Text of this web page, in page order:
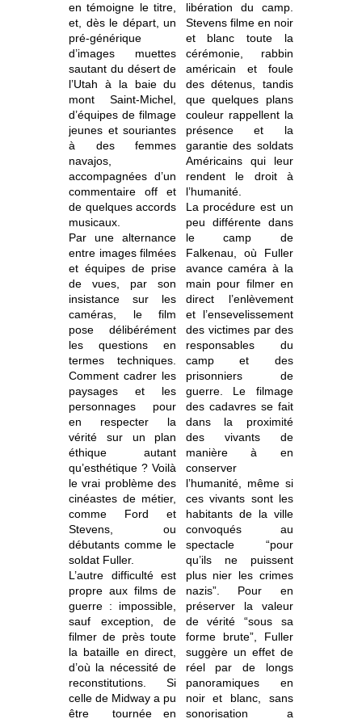
en témoigne le titre,
et, dès le départ, un
pré-générique
d’images muettes
sautant du désert de
l’Utah à la baie du
mont Saint-Michel,
d’équipes de filmage
jeunes et souriantes
à des femmes
navajos,
accompagnées d’un
commentaire off et
de quelques accords
musicaux.
Par une alternance
entre images filmées
et équipes de prise
de vues, par son
insistance sur les
caméras, le film
pose délibérément
les questions en
termes techniques.
Comment cadrer les
paysages et les
personnages pour
en respecter la
vérité sur un plan
éthique autant
qu’esthétique ? Voilà
le vrai problème des
cinéastes de métier,
comme Ford et
Stevens, ou
débutants comme le
soldat Fuller.
L’autre difficulté est
propre aux films de
guerre : impossible,
sauf exception, de
filmer de près toute
la bataille en direct,
d’où la nécessité de
reconstitutions. Si
celle de Midway a pu
être tournée en
libération du camp.
Stevens filme en noir
et blanc toute la
cérémonie, rabbin
américain et foule
des détenus, tandis
que quelques plans
couleur rappellent la
présence et la
garantie des soldats
Américains qui leur
rendent le droit à
l’humanité.
La procédure est un
peu différente dans
le camp de
Falkenau, où Fuller
avance caméra à la
main pour filmer en
direct l’enlèvement
et l’ensevelissement
des victimes par des
responsables du
camp et des
prisonniers de
guerre. Le filmage
des cadavres se fait
dans la proximité
des vivants de
manière à en
conserver
l’humanité, même si
ces vivants sont les
habitants de la ville
convoqués au
spectacle “pour
qu’ils ne puissent
plus nier les crimes
nazis”. Pour en
préserver la valeur
de vérité “sous sa
forme brute”, Fuller
suggère un effet de
réel par de longs
panoramiques en
noir et blanc, sans
sonorisation a